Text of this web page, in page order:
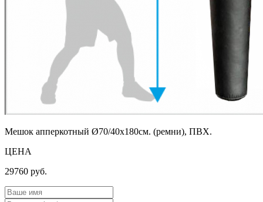
Мешок апперкотный Ø70/40х180см. (ремни), ПВХ.
ЦЕНА
29760 руб.